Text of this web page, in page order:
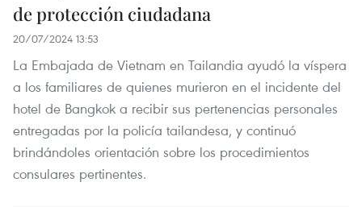
de protección ciudadana
20/07/2024 13:53
La Embajada de Vietnam en Tailandia ayudó la víspera
a los familiares de quienes murieron en el incidente del
hotel de Bangkok a recibir sus pertenencias personales
entregadas por la policía tailandesa, y continuó
brindándoles orientación sobre los procedimientos
consulares pertinentes.